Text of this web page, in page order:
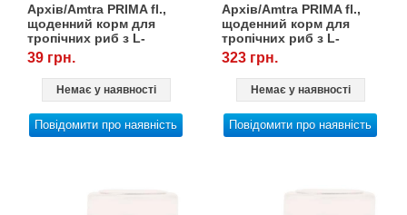
Архів/Amtra PRIMA fl.,
щоденний корм для
тропічних риб з L-
карнитиїном, 100 мл/22 г
39 грн.
Немає у наявності
Повідомити про наявність
Архів/Amtra PRIMA fl.,
щоденний корм для
тропічних риб з L-
карнитиіном, 1000
мл/200 г
323 грн.
Немає у наявності
Повідомити про наявність